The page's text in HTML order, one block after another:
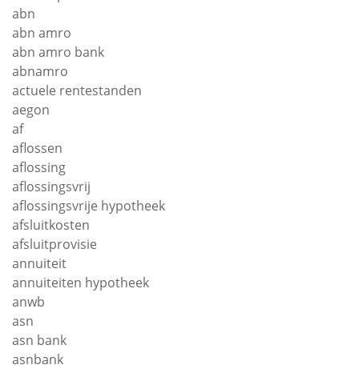
abn
abn amro
abn amro bank
abnamro
actuele rentestanden
aegon
af
aflossen
aflossing
aflossingsvrij
aflossingsvrije hypotheek
afsluitkosten
afsluitprovisie
annuiteit
annuiteiten hypotheek
anwb
asn
asn bank
asnbank